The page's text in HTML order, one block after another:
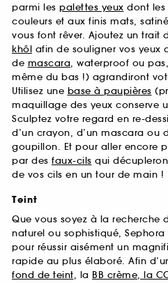
parmi les palettes yeux dont les
couleurs et aux finis mats,
vous font rêver. Ajoutez un trait
khôl afin de souligner vos yeux
de mascara, waterproof ou
même du bas !) agrandiront
Utilisez une base à paupières
maquillage des yeux conserve
Sculptez votre regard en re-
d’un crayon, d’un mascara ou
goupillon. Et pour aller encore
par des faux-cils qui
de vos cils en un tour de main !
Teint
Que vous soyez à la recherche
naturel ou sophistiqué,
pour réussir aisément un
rapide au plus élaboré. Afin
fond de teint, la BB crème, la